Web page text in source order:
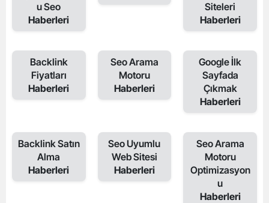
u Seo
Haberleri
Siteleri
Haberleri
Backlink
Fiyatları
Haberleri
Seo Arama
Motoru
Haberleri
Google İlk
Sayfada
Çıkmak
Haberleri
Backlink Satın
Alma
Haberleri
Seo Uyumlu
Web Sitesi
Haberleri
Seo Arama
Motoru
Optimizasyon
u
Haberleri